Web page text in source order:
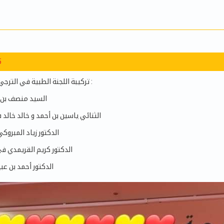
تركيبة اللجنة الطبية في الترجي الرياضي التونسي :
▪️السيد منصف
▪️الثنائي ياسين بن أحمد و خالد
▪️الدكتور زياد
▪️الدكتور كريم القريمدي
▪️الدكتور أحمد بن